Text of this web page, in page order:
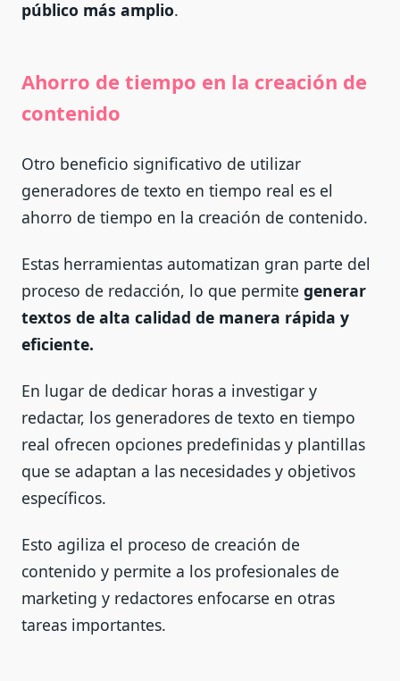
público más amplio.
Ahorro de tiempo en la creación de
contenido
Otro beneficio significativo de utilizar
generadores de texto en tiempo real es el
ahorro de tiempo en la creación de contenido.
Estas herramientas automatizan gran parte del
proceso de redacción, lo que permite generar
textos de alta calidad de manera rápida y
eficiente.
En lugar de dedicar horas a investigar y
redactar, los generadores de texto en tiempo
real ofrecen opciones predefinidas y plantillas
que se adaptan a las necesidades y objetivos
específicos.
Esto agiliza el proceso de creación de
contenido y permite a los profesionales de
marketing y redactores enfocarse en otras
tareas importantes.